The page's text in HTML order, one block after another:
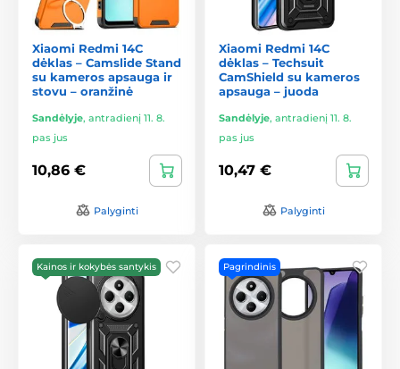
Xiaomi Redmi 14C
dėklas – Camslide Stand
su kameros apsauga ir
stovu – oranžinė
Sandėlyje, antradienį 11. 8.
pas jus
10,86 €
Palyginti
Xiaomi Redmi 14C
dėklas – Techsuit
CamShield su kameros
apsauga – juoda
Sandėlyje, antradienį 11. 8.
pas jus
10,47 €
Palyginti
Kainos ir kokybės santykis Pagrindinis